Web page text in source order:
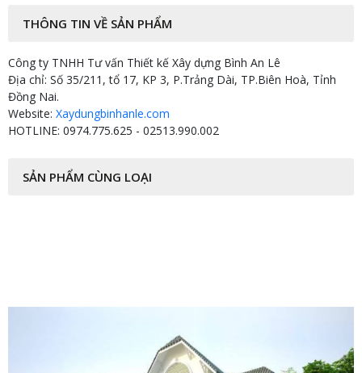
THÔNG TIN VỀ SẢN PHẨM
Công ty TNHH Tư vấn Thiết kế Xây dựng Bình An Lê
Địa chỉ: Số 35/211, tổ 17, KP 3, P.Trảng Dài, TP.Biên Hoà, Tỉnh
Đồng Nai.
Website: Xaydungbinhanle.com
HOTLINE: 0974.775.625 - 02513.990.002
SẢN PHẨM CÙNG LOẠI